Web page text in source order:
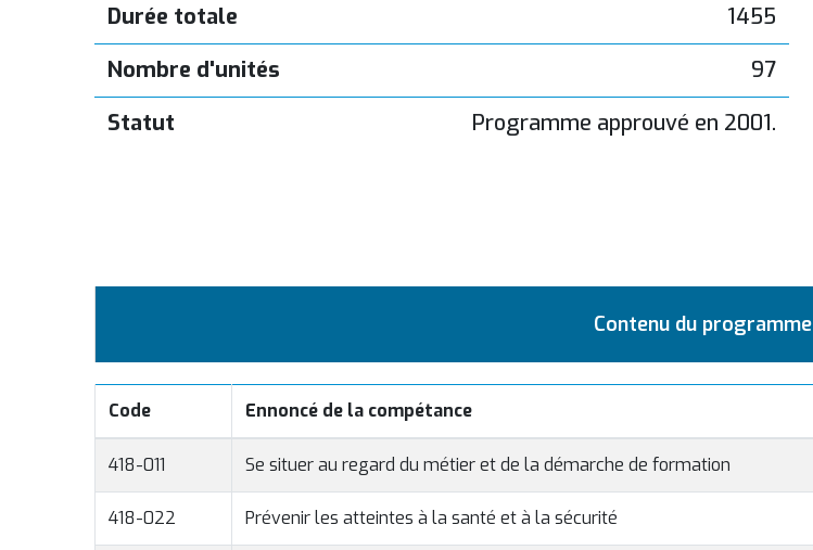
Durée totale
1455
Nombre d'unités
97
Statut
Programme approuvé en 2001.
Contenu du programme
Code Ennoncé de la compétance
418-011 Se situer au regard du métier et de la démarche de formation
418-022 Prévenir les atteintes à la santé et à la sécurité